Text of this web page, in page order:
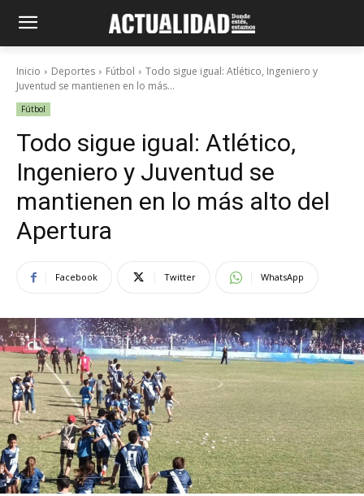
Inicio Deportes Fútbol
Todo sigue igual: Atlético, Ingeniero y
Juventud se mantienen en lo más...
Fútbol
Todo sigue igual: Atlético,
Ingeniero y Juventud se
mantienen en lo más alto del
Apertura
Facebook Twitter WhatsApp